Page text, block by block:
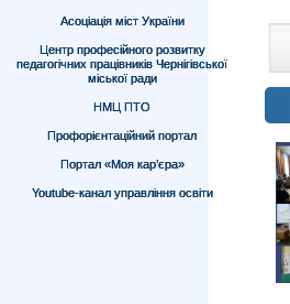
Асоціація міст України
Центр професійного розвитку
педагогічних працівників Чернігівської
міської ради
НМЦ ПТО
Профорієнтаційний портал
Портал «Моя кар’єра»
Youtube-канал управління освіти